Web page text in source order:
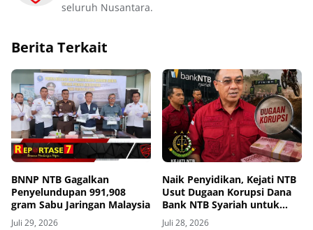
seluruh Nusantara.
Berita Terkait
BNNP NTB Gagalkan
Penyelundupan 991,908
gram Sabu Jaringan Malaysia
Juli 29, 2026
Naik Penyidikan, Kejati NTB
Usut Dugaan Korupsi Dana
Bank NTB Syariah untuk
MXGP 2023
Juli 28, 2026